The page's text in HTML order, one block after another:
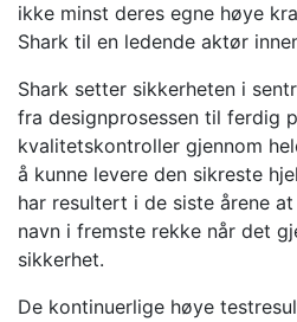
ikke minst deres egne høye
Shark til en ledende aktør
Shark setter sikkerheten i
fra designprosessen til ferdig
kvalitetskontroller gjennom
å kunne levere den sikreste
har resultert i de siste årene
navn i fremste rekke når det
sikkerhet.
De kontinuerlige høye